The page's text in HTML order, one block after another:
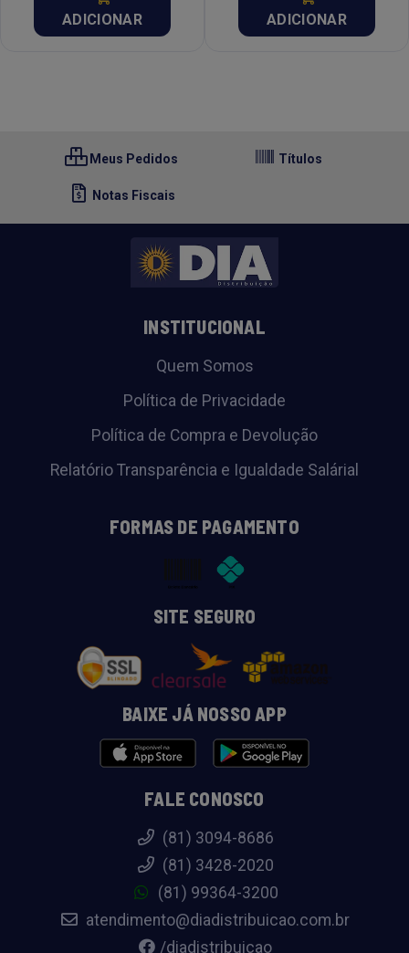
ADICIONAR ADICIONAR
Meus Pedidos Títulos
Notas Fiscais
INSTITUCIONAL
Quem Somos
Política de Privacidade
Política de Compra e Devolução
Relatório Transparência e Igualdade Salárial
FORMAS DE PAGAMENTO
SITE SEGURO
BAIXE JÁ NOSSO APP
FALE CONOSCO
(81) 3094-8686
(81) 3428-2020
(81) 99364-3200
atendimento@diadistribuicao.com.br
/diadistribuicao